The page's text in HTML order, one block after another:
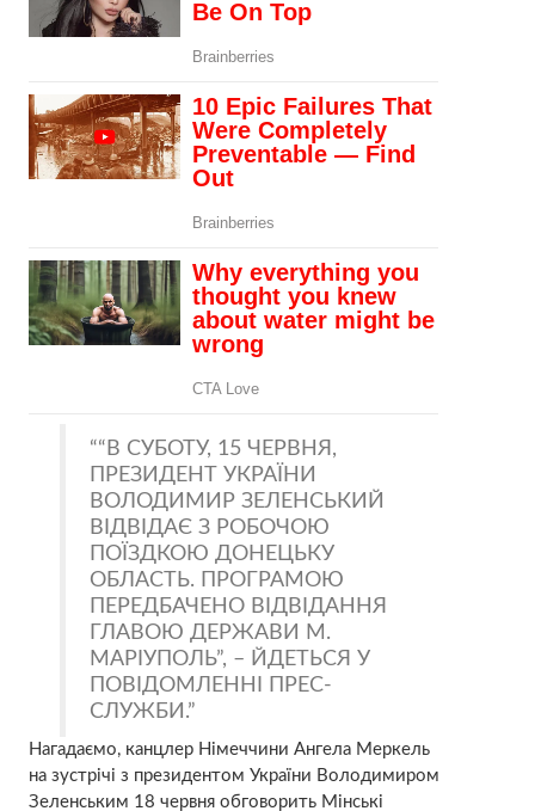
“В СУБОТУ, 15 ЧЕРВНЯ,
ПРЕЗИДЕНТ УКРАЇНИ
ВОЛОДИМИР ЗЕЛЕНСЬКИЙ
ВІДВІДАЄ З РОБОЧОЮ
ПОЇЗДКОЮ ДОНЕЦЬКУ
ОБЛАСТЬ. ПРОГРАМОЮ
ПЕРЕДБАЧЕНО ВІДВІДАННЯ
ГЛАВОЮ ДЕРЖАВИ М.
МАРІУПОЛЬ”, – ЙДЕТЬСЯ У
ПОВІДОМЛЕННІ ПРЕС-
СЛУЖБИ.
Нагадаємо, канцлер Німеччини Ангела Меркель
на зустрічі з президентом України Володимиром
Зеленським 18 червня обговорить Мінські